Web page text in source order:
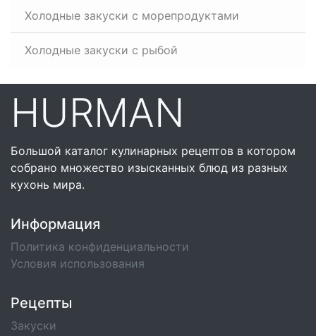
Холодные закуски с морепродуктами
Холодные закуски с рыбой
HURMAN
Большой каталог кулинарных рецептов в котором
собрано множество изысканных блюд из разных
кухонь мира.
Информация
Политика конфиденциальности
Условия использования
Рецепты
Закуски